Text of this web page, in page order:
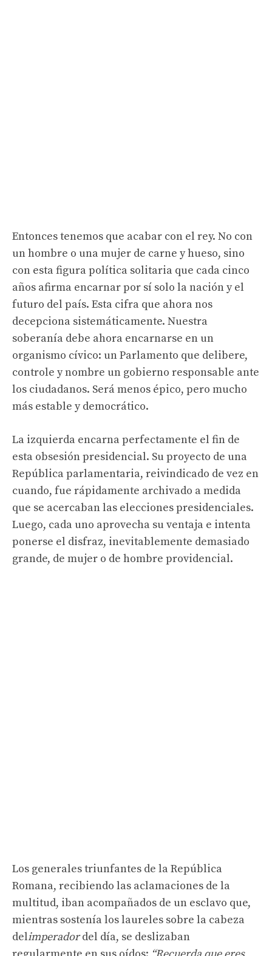
Entonces tenemos que acabar con el rey. No con
un hombre o una mujer de carne y hueso, sino
con esta figura política solitaria que cada cinco
años afirma encarnar por sí solo la nación y el
futuro del país. Esta cifra que ahora nos
decepciona sistemáticamente. Nuestra
soberanía debe ahora encarnarse en un
organismo cívico: un Parlamento que delibere,
controle y nombre un gobierno responsable ante
los ciudadanos. Será menos épico, pero mucho
más estable y democrático.
La izquierda encarna perfectamente el fin de
esta obsesión presidencial. Su proyecto de una
República parlamentaria, reivindicado de vez en
cuando, fue rápidamente archivado a medida
que se acercaban las elecciones presidenciales.
Luego, cada uno aprovecha su ventaja e intenta
ponerse el disfraz, inevitablemente demasiado
grande, de mujer o de hombre providencial.
Los generales triunfantes de la República
Romana, recibiendo las aclamaciones de la
multitud, iban acompañados de un esclavo que,
mientras sostenía los laureles sobre la cabeza
delimperadordel día, se deslizaban